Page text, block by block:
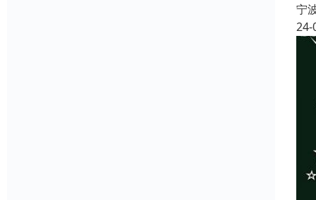
宁
24-